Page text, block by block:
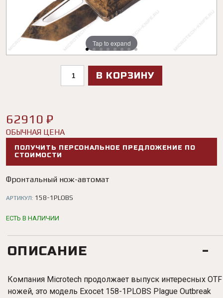
Tap to expand
Tap to expand
Tap to expand
Tap to expand
Tap to expand
Tap to expand
Tap to expand
Tap to expand
В КОРЗИНУ
62910 ₽
ОБЫЧНАЯ ЦЕНА
ПОЛУЧИТЬ ПЕРСОНАЛЬНОЕ ПРЕДЛОЖЕНИЕ ПО
СТОИМОСТИ
Фронтальный нож-автомат
АРТИКУЛ: 158-1PLOBS
ЕСТЬ В НАЛИЧИИ
ОПИСАНИЕ
Компания Microtech продолжает выпуск интересных OTF
ножей, это модель Exocet 158-1PLOBS Plague Outbreak